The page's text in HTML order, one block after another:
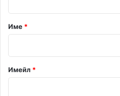
р
*
Име *
Имейл *